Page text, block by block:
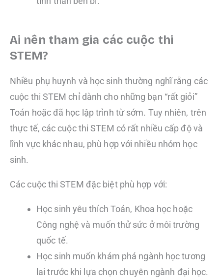
Ai nên tham gia các cuộc thi
STEM?
Nhiều phụ huynh và học sinh thường nghĩ rằng các
cuộc thi STEM chỉ dành cho những bạn “rất giỏi”
Toán hoặc đã học lập trình từ sớm. Tuy nhiên, trên
thực tế, các cuộc thi STEM có rất nhiều cấp độ và
lĩnh vực khác nhau, phù hợp với nhiều nhóm học
sinh.
Các cuộc thi STEM đặc biệt phù hợp với:
Học sinh yêu thích Toán, Khoa học hoặc
Công nghệ và muốn thử sức ở môi trường
quốc tế.
Học sinh muốn khám phá ngành học tương
lai trước khi lựa chọn chuyên ngành đại học.